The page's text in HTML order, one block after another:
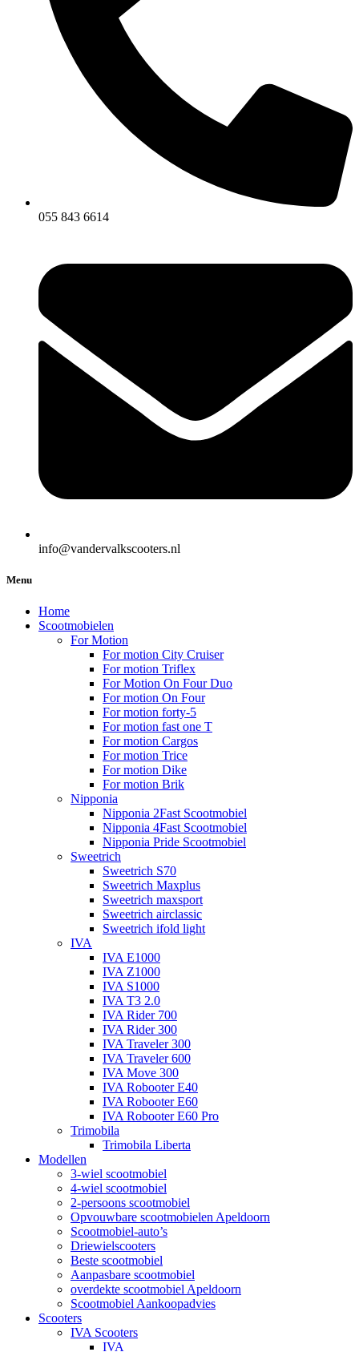
055 843 6614
info@vandervalkscooters.nl
Menu
Home
Scootmobielen
For Motion
For motion City Cruiser
For motion Triflex
For Motion On Four Duo
For motion On Four
For motion forty-5
For motion fast one T
For motion Cargos
For motion Trice
For motion Dike
For motion Brik
Nipponia
Nipponia 2Fast Scootmobiel
Nipponia 4Fast Scootmobiel
Nipponia Pride Scootmobiel
Sweetrich
Sweetrich S70
Sweetrich Maxplus
Sweetrich maxsport
Sweetrich airclassic
Sweetrich ifold light
IVA
IVA E1000
IVA Z1000
IVA S1000
IVA T3 2.0
IVA Rider 700
IVA Rider 300
IVA Traveler 300
IVA Traveler 600
IVA Move 300
IVA Robooter E40
IVA Robooter E60
IVA Robooter E60 Pro
Trimobila
Trimobila Liberta
Modellen
3-wiel scootmobiel
4-wiel scootmobiel
2-persoons scootmobiel
Opvouwbare scootmobielen Apeldoorn
Scootmobiel-auto’s
Driewielscooters
Beste scootmobiel
Aanpasbare scootmobiel
overdekte scootmobiel Apeldoorn
Scootmobiel Aankoopadvies
Scooters
IVA Scooters
IVA